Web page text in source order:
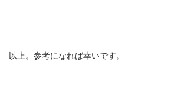
以上。参考になれば幸いです。